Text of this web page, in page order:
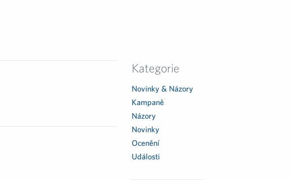
Kategorie
Novinky & Názory
Kampaně
Názory
Novinky
Ocenění
Události